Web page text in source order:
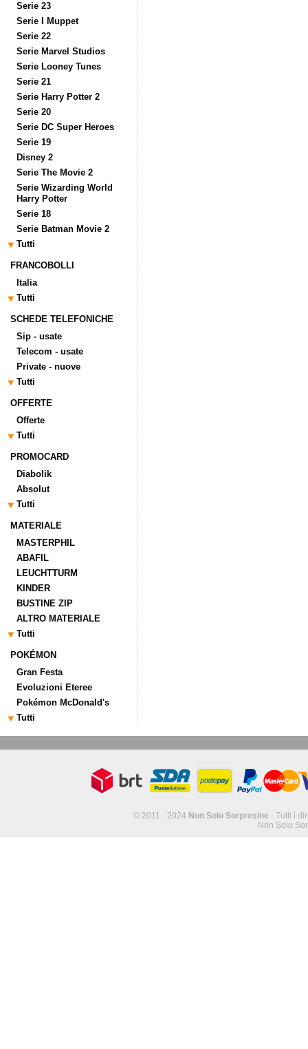
Serie 23
Serie I Muppet
Serie 22
Serie Marvel Studios
Serie Looney Tunes
Serie 21
Serie Harry Potter 2
Serie 20
Serie DC Super Heroes
Serie 19
Disney 2
Serie The Movie 2
Serie Wizarding World
Harry Potter
Serie 18
Serie Batman Movie 2
Tutti
FRANCOBOLLI
Italia
Tutti
SCHEDE TELEFONICHE
Sip - usate
Telecom - usate
Private - nuove
Tutti
OFFERTE
Offerte
Tutti
PROMOCARD
Diabolik
Absolut
Tutti
MATERIALE
MASTERPHIL
ABAFIL
LEUCHTTURM
KINDER
BUSTINE ZIP
ALTRO MATERIALE
Tutti
POKÉMON
Gran Festa
Evoluzioni Eteree
Pokémon McDonald's
Tutti
© 2011 - 2024 Non Solo Sorpresine - Tutti i
Non Solo